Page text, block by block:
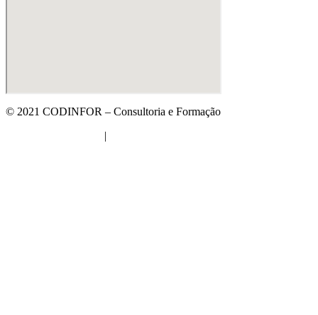
© 2021 CODINFOR – Consultoria e Formação
|